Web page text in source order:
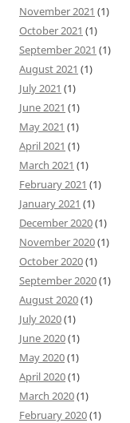
November 2021 (1)
October 2021 (1)
September 2021 (1)
August 2021 (1)
July 2021 (1)
June 2021 (1)
May 2021 (1)
April 2021 (1)
March 2021 (1)
February 2021 (1)
January 2021 (1)
December 2020(1)
November 2020(1)
October 2020(1)
September 2020(1)
August 2020(1)
July 2020(1)
June 2020(1)
May 2020(1)
April 2020(1)
March 2020(1)
February 2020(1)